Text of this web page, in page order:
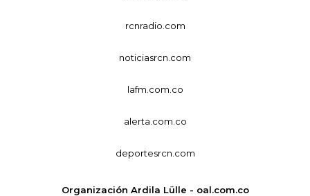
rcnradio.com
noticiasrcn.com
lafm.com.co
alerta.com.co
deportesrcn.com
Organización Ardila Lülle - oal.com.co